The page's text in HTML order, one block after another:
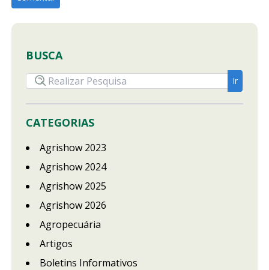
BUSCA
CATEGORIAS
Agrishow 2023
Agrishow 2024
Agrishow 2025
Agrishow 2026
Agropecuária
Artigos
Boletins Informativos